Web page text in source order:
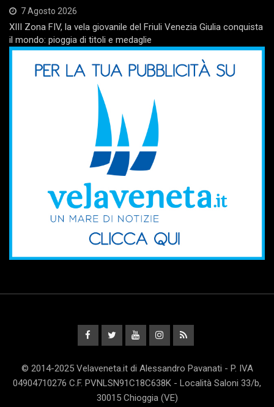
7 Agosto 2026
XIII Zona FIV, la vela giovanile del Friuli Venezia Giulia conquista
il mondo: pioggia di titoli e medaglie
© 2014-2025 Velaveneta.it di Alessandro Pavanati - P. IVA
04904710276 C.F. PVNLSN91C18C638K - Località Saloni 33/b,
30015 Chioggia (VE)